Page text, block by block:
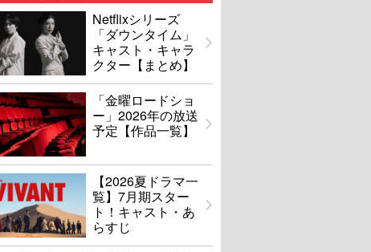
Netflixシリーズ
「ダウンタイム」
キャスト・キャラ
クター【まとめ】
「金曜ロードショ
ー」2026年の放送
予定【作品一覧】
【2026夏ドラマ一
覧】7月期スター
ト！キャスト・あ
らすじ